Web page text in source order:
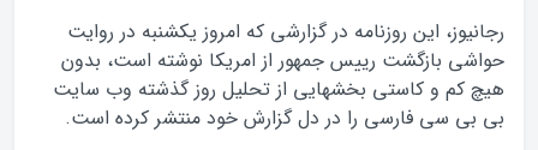
رجانیوز، این روزنامه در گزارشی که امروز یکشنبه در روایت
حواشی بازگشت رییس جمهور از امریکا نوشته است، بدون
هیچ کم و کاستی بخشهایی از تحلیل روز گذشته وب سایت
بی بی سی فارسی را در دل گزارش خود منتشر کرده است.